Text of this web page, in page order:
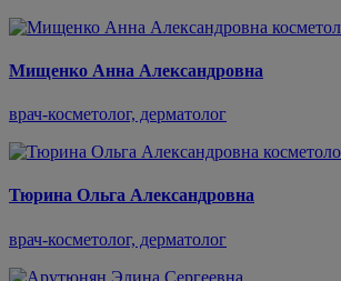
Мищенко Анна Александровна
врач-косметолог, дерматолог
Тюрина Ольга Александровна
врач-косметолог, дерматолог